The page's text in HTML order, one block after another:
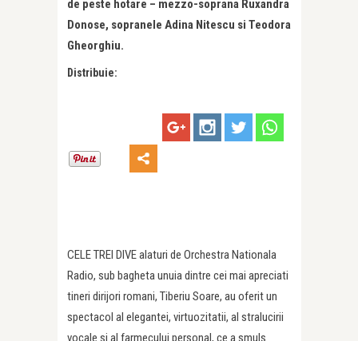
de peste hotare – mezzo-soprana Ruxandra
Donose, sopranele Adina Nitescu si Teodora
Gheorghiu.
Distribuie:
CELE TREI DIVE alaturi de Orchestra Nationala
Radio, sub bagheta unuia dintre cei mai apreciati
tineri dirijori romani, Tiberiu Soare, au oferit un
spectacol al elegantei, virtuozitatii, al stralucirii
vocale si al farmecului personal, ce a smuls